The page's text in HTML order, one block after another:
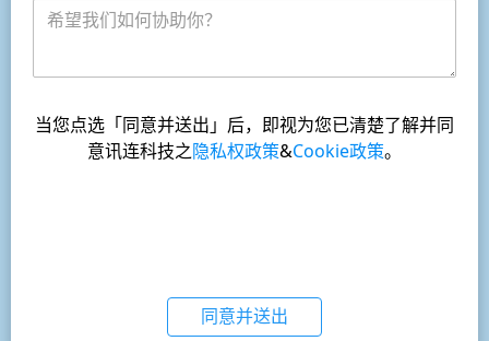
希望我们如何协助你？
当您点选「同意并送出」后，即视为您已清楚了解并同
意讯连科技之隐私权政策&Cookie政策。
同意并送出